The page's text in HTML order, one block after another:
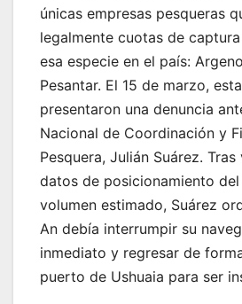
únicas empresas pesqueras
legalmente cuotas de
esa especie en el país:
Pesantar. El 15 de marzo,
presentaron una denuncia
Nacional de Coordinación y
Pesquera, Julián Suárez.
datos de posicionamiento
volumen estimado, Suárez
An debía interrumpir su
inmediato y regresar de
puerto de Ushuaia para ser